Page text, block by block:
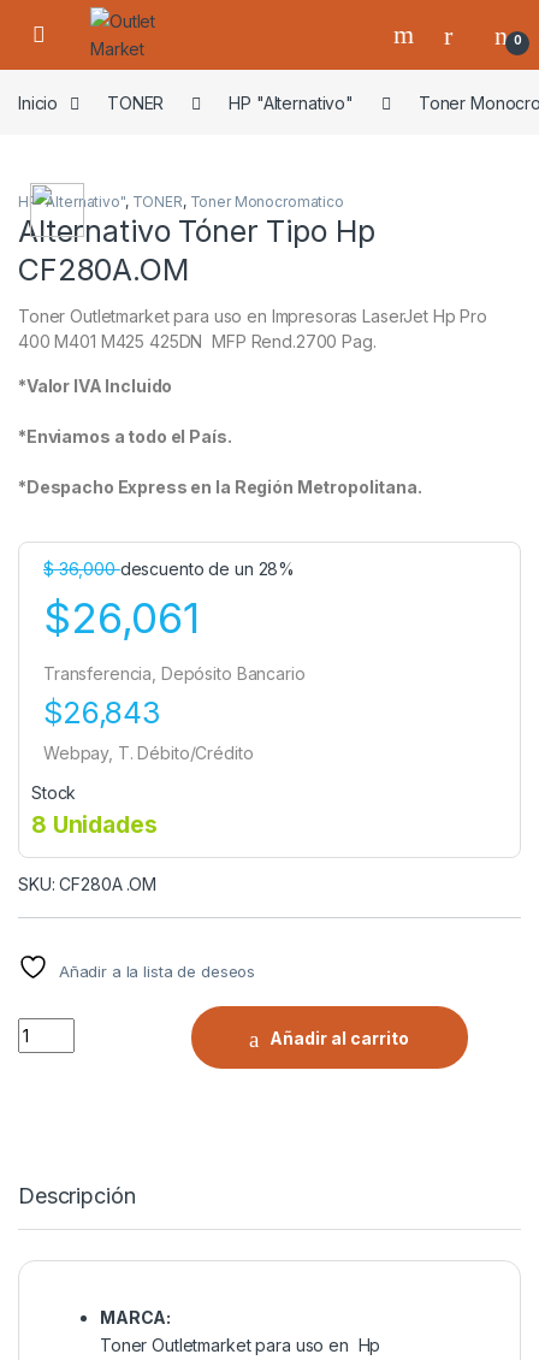
Skip to navigation
Skip to content
0
Inicio TONER HP "Alternativo" Toner
HP "Alternativo", TONER, Toner Monocromatico
Alternativo Tóner Tipo Hp
CF280A.OM
Toner Outletmarket para uso en Impresoras LaserJet Hp Pro
400 M401 M425 425DN MFP Rend.2700 Pag.
*Valor IVA Incluido
*Enviamos a todo el País.
*Despacho Express en la Región Metropolitana.
$36,000descuento de un 28%
$26,061
Transferencia, Depósito Bancario
$26,843
Webpay, T. Débito/Crédito
Stock
8 Unidades
SKU: CF280A .OM
Añadir a la lista de deseos
Alternativo Tóner Tipo Hp CF280A.OM quantity
Añadir al carrito
Descripción
MARCA:
Toner Outletmarket para uso en Hp